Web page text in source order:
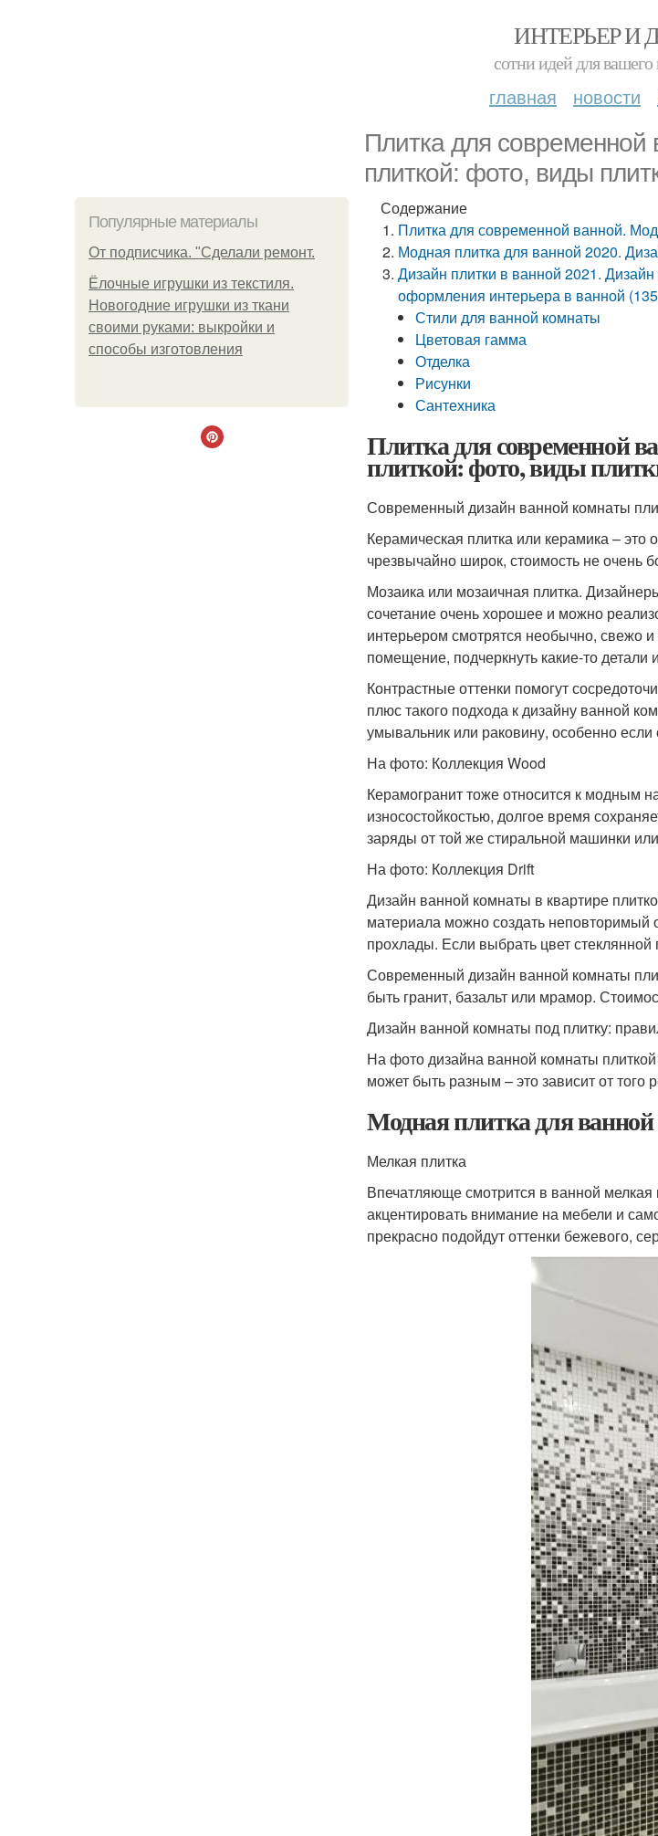
ИНТЕРЬЕР И
сотни идей для вашего
главная новости
Плитка для
плиткой: фото, виды
Популярные материалы
От подписчика. "Сделали ремонт.
Ёлочные игрушки из текстиля.
Новогодние игрушки из ткани
своими руками: выкройки и
способы изготовления
Содержание
Плитка для современной ванной.
Модная плитка для ванной 2020.
Дизайн плитки в ванной 2021.
оформления интерьера в ванной
Стили для ванной комнаты
Цветовая гамма
Отделка
Рисунки
Сантехника
Плитка для современной
плиткой: фото, виды
Современный дизайн ванной комнаты
Керамическая плитка или керамика –
чрезвычайно широк, стоимость не очень
Мозаика или мозаичная плитка.
сочетание очень хорошее и можно
интерьером смотрятся необычно, свежо
помещение, подчеркнуть какие-то детали
Контрастные оттенки помогут
плюс такого подхода к дизайну ванной
умывальник или раковину, особенно
На фото: Коллекция Wood
Керамогранит тоже относится к модным
износостойкостью, долгое время
заряды от той же стиральной машинки
На фото: Коллекция Drift
Дизайн ванной комнаты в квартире
материала можно создать неповторимый
прохлады. Если выбрать цвет
Современный дизайн ванной комнаты
быть гранит, базальт или мрамор.
Дизайн ванной комнаты под плитку:
На фото дизайна ванной комнаты
может быть разным – это зависит от того
Модная плитка для
Мелкая плитка
Впечатляюще смотрится в ванной
акцентировать внимание на мебели и
прекрасно подойдут оттенки бежевого,